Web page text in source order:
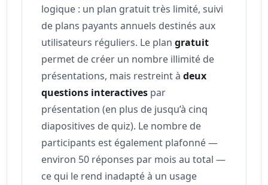
logique : un plan gratuit très limité, suivi
de plans payants annuels destinés aux
utilisateurs réguliers. Le plangratuit
permet de créer un nombre illimité de
présentations, mais restreint àdeux
questions interactives par
présentation (en plus de jusqu’à cinq
diapositives de quiz). Le nombre de
participants est également plafonné —
environ 50 réponses par mois au total —
ce qui le rend inadapté à un usage